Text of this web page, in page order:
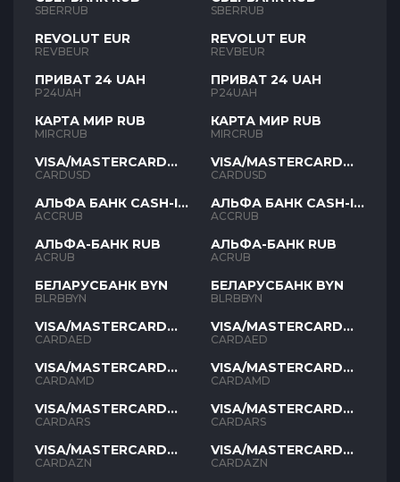
SBERRUB
REVOLUT EUR
REVBEUR
ПРИВАТ 24 UAH
P24UAH
КАРТА МИР RUB
MIRCRUB
VISA/MASTERCARD
USD
CARDUSD
АЛЬФА БАНК CASH-IN
RUB
ACCRUB
АЛЬФА-БАНК RUB
ACRUB
БЕЛАРУСБАНК BYN
BLRBBYN
VISA/MASTERCARD
AED
CARDAED
VISA/MASTERCARD
AMD
CARDAMD
VISA/MASTERCARD
ARS
CARDARS
VISA/MASTERCARD
AZN
CARDAZN
SBERRUB
REVOLUT EUR
REVBEUR
ПРИВАТ 24 UAH
P24UAH
КАРТА МИР RUB
MIRCRUB
VISA/MASTERCARD
USD
CARDUSD
АЛЬФА БАНК CASH-IN
RUB
ACCRUB
АЛЬФА-БАНК RUB
ACRUB
БЕЛАРУСБАНК BYN
BLRBBYN
VISA/MASTERCARD
AED
CARDAED
VISA/MASTERCARD
AMD
CARDAMD
VISA/MASTERCARD
ARS
CARDARS
VISA/MASTERCARD
AZN
CARDAZN